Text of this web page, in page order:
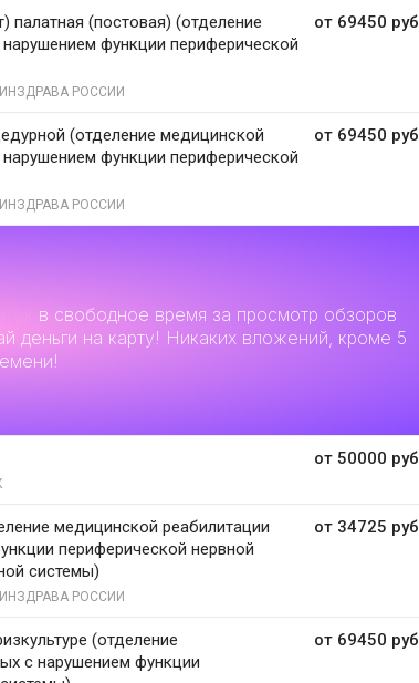
от 69450 руб
палатная (постовая) (отделение
функции периферической
РОССИИ
от 69450 руб
(отделение медицинской
функции периферической
РОССИИ
в свободное время за просмотр обзоров
деньги на карту! Никаких вложений, кроме 5
от 50000 руб
от 34725 руб
медицинской реабилитации
периферической нервной
системы)
РОССИИ
от 69450 руб
(отделение
с нарушением функции